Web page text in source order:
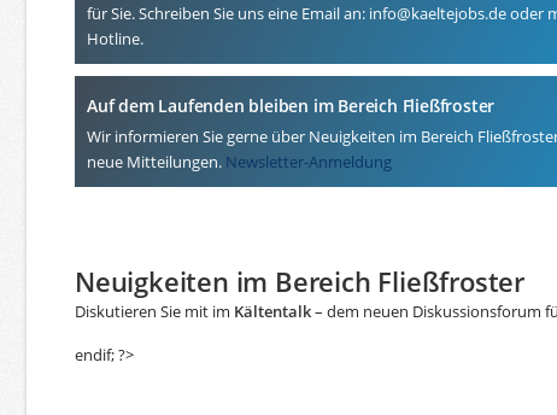
für Sie. Schreiben Sie uns eine Email an: info@kaeltejobs.de
Hotline.
Auf dem Laufenden bleiben im Bereich Fließfroster
Wir informieren Sie gerne über Neuigkeiten im Bereich
neue Mitteilungen. Newsletter-Anmeldung
Neuigkeiten im Bereich Fließfroster
Diskutieren Sie mit im Kältentalk– dem neuen Diskussionsforum
endif; ?>